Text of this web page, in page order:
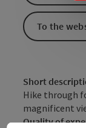
Short
Hike through
magnificent
Quality of
To the